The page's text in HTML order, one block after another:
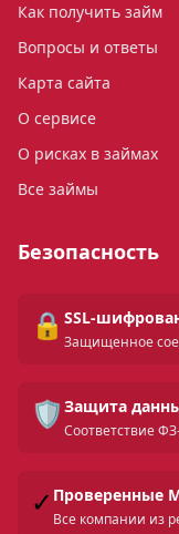
Как получить займ
Вопросы и ответы
Карта сайта
О сервисе
О рисках в займах
Все займы
Безопасность
🔒 SSL-
Защищенное
🛡️ Защита
Соответствие
✓ Проверенные
Все компании из